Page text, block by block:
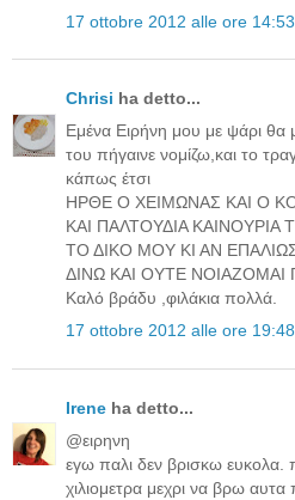
17 ottobre 2012 alle ore 14:53
Chrisi ha detto...
Εμένα Ειρήνη μου με ψάρι
του πήγαινε νομίζω,και το
κάπως έτσι
ΗΡΘΕ Ο ΧΕΙΜΩΝΑΣ ΚΑΙ Ο
ΚΑΙ ΠΑΛΤΟΥΔΙΑ ΚΑΙΝΟΥΡΙΑ
ΤΟ ΔΙΚΟ ΜΟΥ ΚΙ ΑΝ
ΔΙΝΩ ΚΑΙ ΟΥΤΕ ΝΟΙΑΖΟΜΑΙ
Καλό βράδυ ,φιλάκια πολλά.
17 ottobre 2012 alle ore 19:48
Irene ha detto...
@ειρηνη
εγω παλι δεν βρισκω ευκολα.
χιλιομετρα μεχρι να βρω